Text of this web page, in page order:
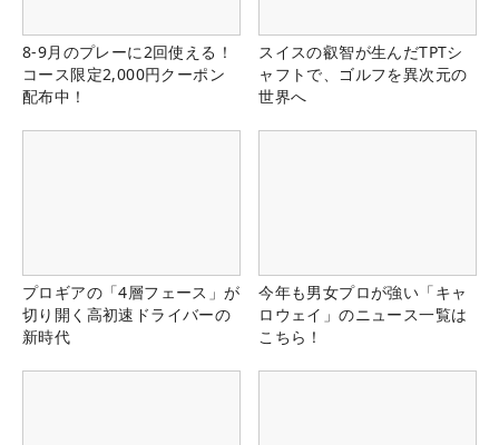
8-9月のプレーに2回使える！
コース限定2,000円クーポン
配布中！
スイスの叡智が生んだTPTシ
ャフトで、ゴルフを異次元の
世界へ
プロギアの「4層フェース」が
切り開く高初速ドライバーの
新時代
今年も男女プロが強い「キャ
ロウェイ」のニュース一覧は
こちら！